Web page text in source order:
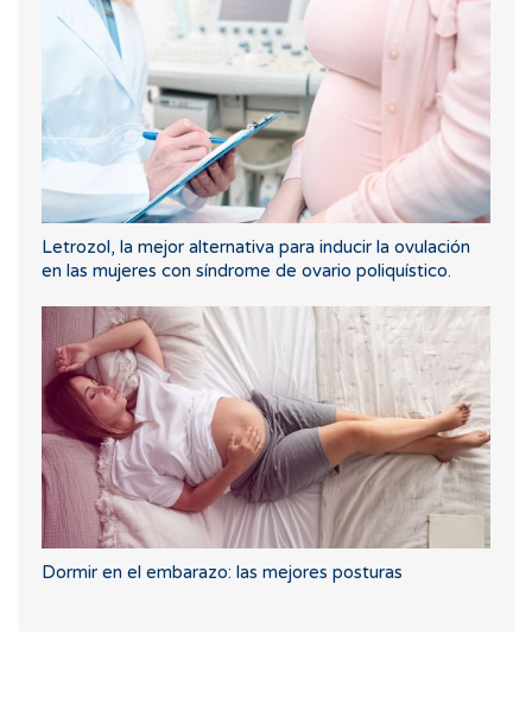
Letrozol, la mejor alternativa para inducir la ovulación
en las mujeres con síndrome de ovario poliquístico.
Dormir en el embarazo: las mejores posturas